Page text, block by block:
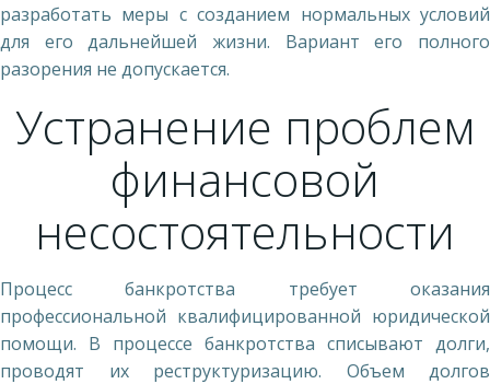
разработать меры с созданием нормальных условий
для его дальнейшей жизни. Вариант его полного
разорения не допускается.
Устранение проблем
финансовой
несостоятельности
Процесс банкротства требует оказания
профессиональной квалифицированной юридической
помощи. В процессе банкротства списывают долги,
проводят их реструктуризацию. Объем долгов